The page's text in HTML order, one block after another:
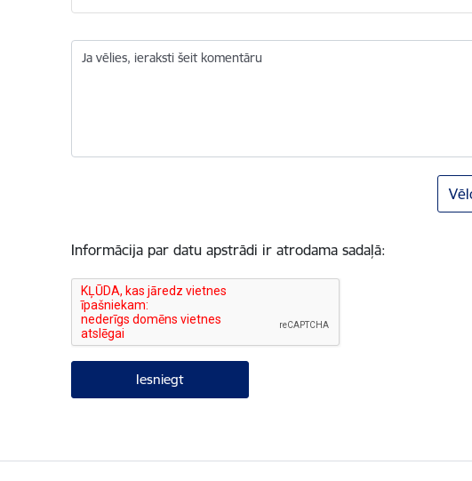
Ja vēlies, ieraksti šeit komentāru
Informācija par datu apstrādi ir atrodama sadaļā: